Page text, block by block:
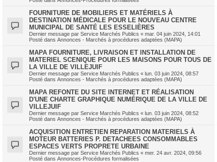
FOURNITURE DE MOBILIERS ET MATÉRIELS À
DESTINATION MÉDICALE POUR LE NOUVEAU CENTRE
MUNICIPAL DE SANTÉ LES ESSELIÈRES
Dernier message par Service Marchés Publics « mar. 04 juin 2024, 14:01
Posté dans Annonces - Marchés à procédures adaptées (MAPA)
MAPA FOURNITURE, LIVRAISON ET INSTALLATION DE
MATERIEL SCENIQUE POUR LES MAISONS POUR TOUS DE
LA VILLE DE VILLEJUIF
Dernier message par Service Marchés Publics « lun. 03 juin 2024, 08:57
Posté dans Annonces - Marchés à procédures adaptées (MAPA)
MAPA REFONTE DU SITE INTERNET ET RÉALISATION
D'UNE CHARTE GRAPHIQUE NUMÉRIQUE DE LA VILLE DE
VILLEJUIF
Dernier message par Service Marchés Publics « lun. 03 juin 2024, 08:52
Posté dans Annonces - Marchés à procédures adaptées (MAPA)
ACQUISITION ENTRETIEN REPARATION MATERIELS À
MOTEUR BATTERIES P. DETACHEES CONSOMMABLES
ESPACES VERTS PROPRETE URBAINE
Dernier message par Service Marchés Publics « mer. 24 avr. 2024, 09:56
Posté dans Annonces-Procédures formalisées